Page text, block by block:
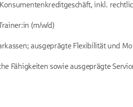
inkl.
(m/w/d)
ausgeprägte Flexibilität und
Fähigkeiten sowie ausgeprägte